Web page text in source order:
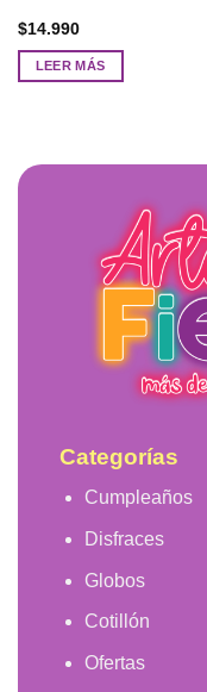
$14.990
LEER MÁS
Categorías
Cumpleaños
Disfraces
Globos
Cotillón
Ofertas